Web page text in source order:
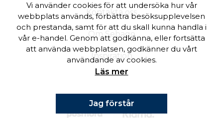
Kontakta oss
Om Sebago
Inspiration
Vi använder cookies för att undersöka hur vår
webbplats används, förbättra besöksupplevelsen
och prestanda, samt för att du skall kunna handla i
vår e-handel. Genom att godkänna, eller fortsätta
att använda webbplatsen, godkänner du vårt
användande av cookies.
Läs mer
Jag förstår